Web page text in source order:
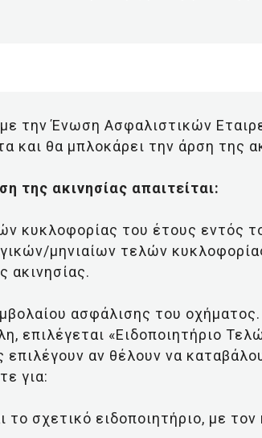
την Ένωση Ασφαλιστικών
και θα μπλοκάρει την άρση της
της ακινησίας απαιτείται:
κυκλοφορίας του έτους εντός
μηνιαίων τελών
ακινησίας.
ασφάλισης του
επιλέγεται «Ειδοποιητήριο
επιλέγουν αν θέλουν να
για:
το σχετικό ειδοποιητήριο, με